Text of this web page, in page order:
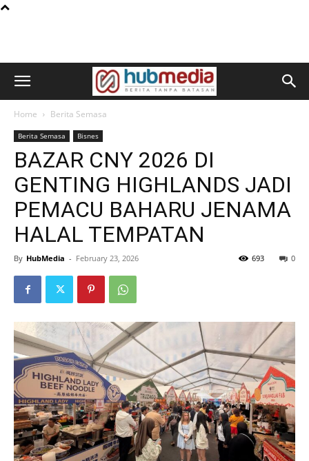
Home Berita Semasa
Berita Semasa Bisnes
BAZAR CNY 2026 DI
GENTING HIGHLANDS JADI
PEMACU BAHARU JENAMA
HALAL TEMPATAN
By HubMedia - February 23, 2026 0
693